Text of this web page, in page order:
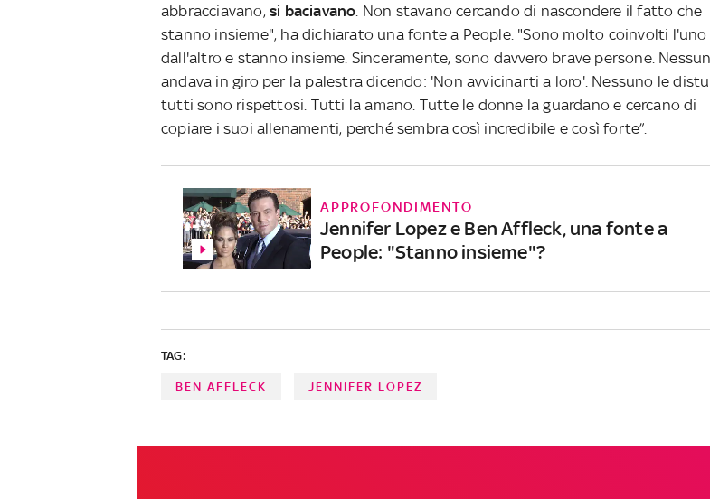
abbracciavano, si baciavano . Non stavano cercando di nascondere il fatto che
stanno insieme", ha dichiarato una fonte a People. "Sono molto coinvolti l'uno
dall'altro e stanno insieme. Sinceramente, sono davvero brave persone.
andava in giro per la palestra dicendo: 'Non avvicinarti a loro'. Nessuno le
tutti sono rispettosi. Tutti la amano. Tutte le donne la guardano e cercano di
copiare i suoi allenamenti, perché sembra così incredibile e così forte”.
APPROFONDIMENTO
Jennifer Lopez e Ben Affleck, una fonte a
People: "Stanno insieme"?
TAG:
BEN AFFLECK JENNIFER LOPEZ